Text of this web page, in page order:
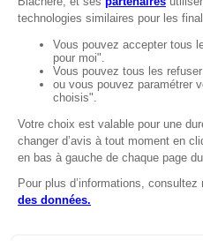
MENTIONS
Mentions légales
Protection des
LignÉthique
Caractéristiques